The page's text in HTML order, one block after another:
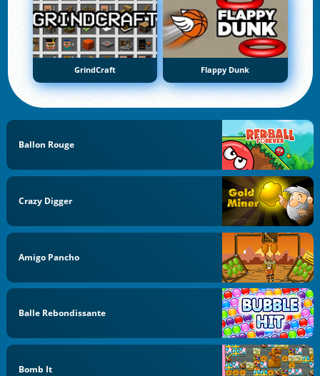
GrindCraft Flappy Dunk
Ballon Rouge
Crazy Digger
Amigo Pancho
Balle Rebondissante
Bomb It